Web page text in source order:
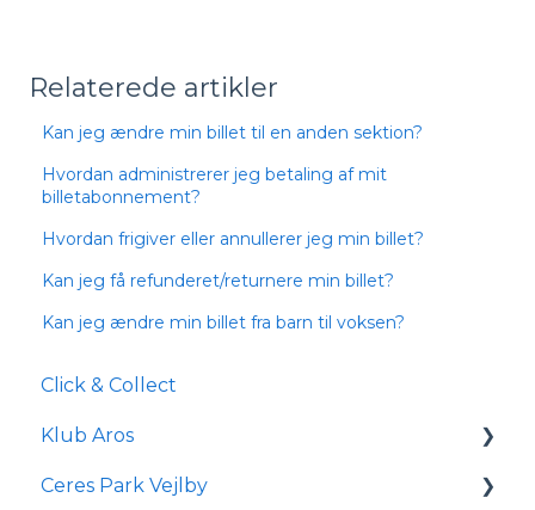
Relaterede artikler
Kan jeg ændre min billet til en anden sektion?
Hvordan administrerer jeg betaling af mit
billetabonnement?
Hvordan frigiver eller annullerer jeg min billet?
Kan jeg få refunderet/returnere min billet?
Kan jeg ændre min billet fra barn til voksen?
Click & Collect
Klub Aros
Om Klub Aros
Ceres Park Vejlby